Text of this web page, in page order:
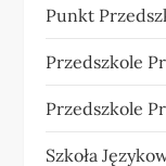
Punkt
Przedszkole
Przedszkole
Szkoła